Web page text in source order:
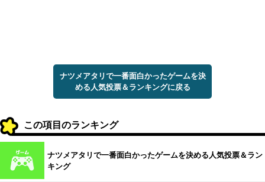
ナツメアタリで一番面白かったゲームを決
める人気投票＆ランキングに戻る
この項目のランキング
ナツメアタリで一番面白かったゲームを決める人気投票＆ラン
キング